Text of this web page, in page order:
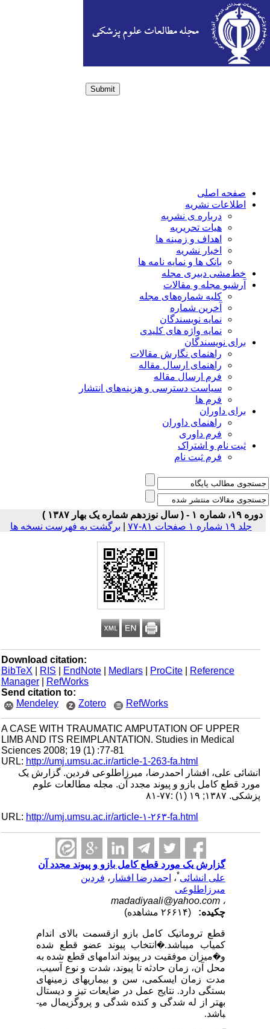
Submit
صفحه اصلی
اطلاعات نشریه
درباره ی نشریه
هیات تحریریه
اهداف و زمینه ها
اخبار نشریه
بانک ها و نمایه نامه ها
خط‌مشی دبیری مجله
آرشیو مجله و مقالات
کلیه شماره‌های مجله
آخرین شماره
نمایه نویسندگان
نمایه واژه های کلیدی
برای نویسندگان
راهنمای نگارش مقالات
راهنمای ارسال مقاله
فرم ارسال مقاله
سیاست دسترسی و هزینه‌های انتشار
فرم ها
برای داوران
راهنمای داوران
فرم داوری
ثبت نام و اشتراک
فرم ثبت نام
دوره ۱۹، شماره ۱ - ( سال نوزدهم شماره یک بهار ۱۳۸۷ )
جلد ۱۹ شماره ۱ صفحات ۸۱-۷۷
| برگشت به فهرست نسخه ها
Download citation:
BibTeX
| RIS |EndNote |Medlars |ProCite |Reference
Manager
|RefWorks
Send citation to:
Mendeley
Zotero RefWorks
A CASE WITH TRAUMATIC AMPUTATION OF UPPER
LIMB AND ITS REIMPLANTATION. Studies in Medical
Sciences 2008; 19 (1) :77-81
URL:http://umj.umsu.ac.ir/article-1-263-fa.html
انشائی علی، افشار احمدرضا، میرزاطلوعی فردین. گزارش یک
مورد قطع کامل بازو و پیوند مجدد آن. مجله مطالعات علوم
پزشکی. ۱۳۸۷; ۱۹ (۱) :۷۷-۸۱
URL:http://umj.umsu.ac.ir/article-۱-۲۶۳-fa.html
گزارش یک مورد قطع کامل بازو و پیوند مجدد آن
علی انشائی ،احمدرضا افشار، فردین
میرزاطلوعی
madadiyaali@yahoo.com
چکیده:
قطع تروماتیک کامل بازو ازقسمت بالای اندام
کمیاب می­باشد.�انتخاب پیوند عضو قطع شده
�میزان موفقیت در پیوند اندام­های قطع شده به
محل آن، زمان حادثه تا پیوند، شدت و نوع آسیب،
مدت زمان ایسکمی، سن و بیماری­های زمینه­ای
بستگی دارد. نتایج عمل در ضایعات تیز و دیستال
بهتر از له شدگی و کنده شدگی و پروگزیمال می­
باشد.